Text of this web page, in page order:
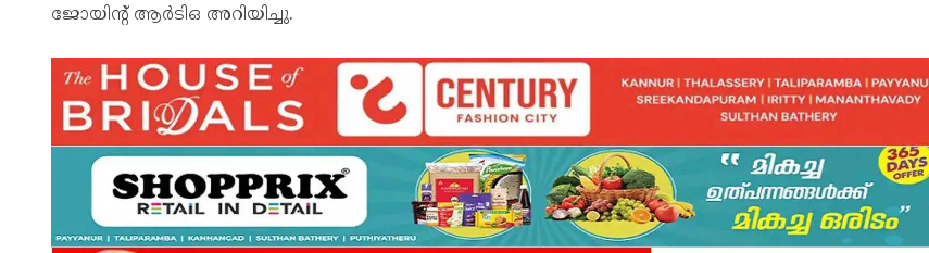
ജോയിന്റ് ആർടിഒ അറിയിച്ചു.